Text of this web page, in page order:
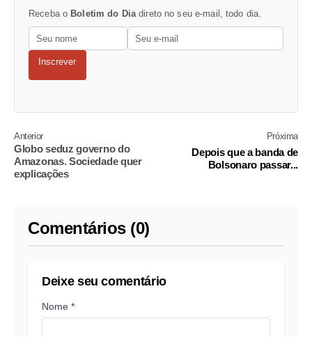
Receba o Boletim do Dia direto no seu e-mail, todo dia.
Inscrever
Anterior
Globo seduz governo do
Amazonas. Sociedade quer
explicações
Próxima
Depois que a banda de
Bolsonaro passar...
Comentários (0)
Deixe seu comentário
Nome *